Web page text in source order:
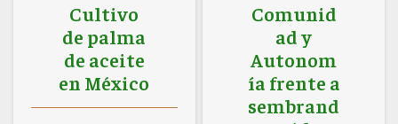
Cultivo
de palma
de aceite
en México
Comunid
ad y
Autonom
ía frente a
sembrand